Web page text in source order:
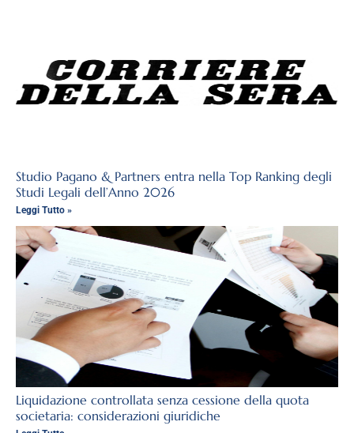
Studio Pagano & Partners entra nella Top Ranking degli
Studi Legali dell’Anno 2026
Leggi Tutto »
Liquidazione controllata senza cessione della quota
societaria: considerazioni giuridiche